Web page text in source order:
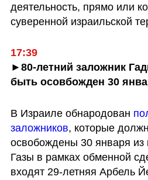
деятельность, прямо или
суверенной израильской
17:39
►80-летний заложник
быть осовбожден 30
В Израиле обнародован
заложников, которые
освобождены 30 января из
Газы в рамках обменной
входят 29-летняя Арбель